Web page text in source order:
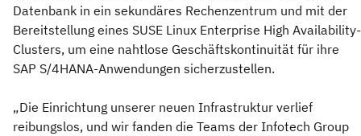
Datenbank in ein sekundäres Rechenzentrum und mit der
Bereitstellung eines SUSE Linux Enterprise High Availability-
Clusters, um eine nahtlose Geschäftskontinuität für ihre
SAP S/4HANA-Anwendungen sicherzustellen.
„Die Einrichtung unserer neuen Infrastruktur verlief
reibungslos, und wir fanden die Teams der Infotech Group